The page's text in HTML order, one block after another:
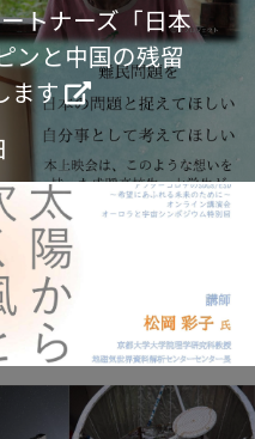
トナーズ「日本
ンと中国の残留
ます